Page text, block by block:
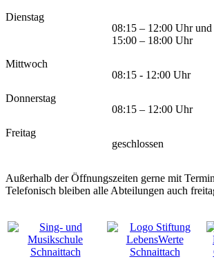
Dienstag
08:15 – 12:00 Uhr und
15:00 – 18:00 Uhr
Mittwoch
08:15 - 12:00 Uhr
Donnerstag
08:15 – 12:00 Uhr
Freitag
geschlossen
Außerhalb der Öffnungszeiten gerne mit
Telefonisch bleiben alle Abteilungen auch